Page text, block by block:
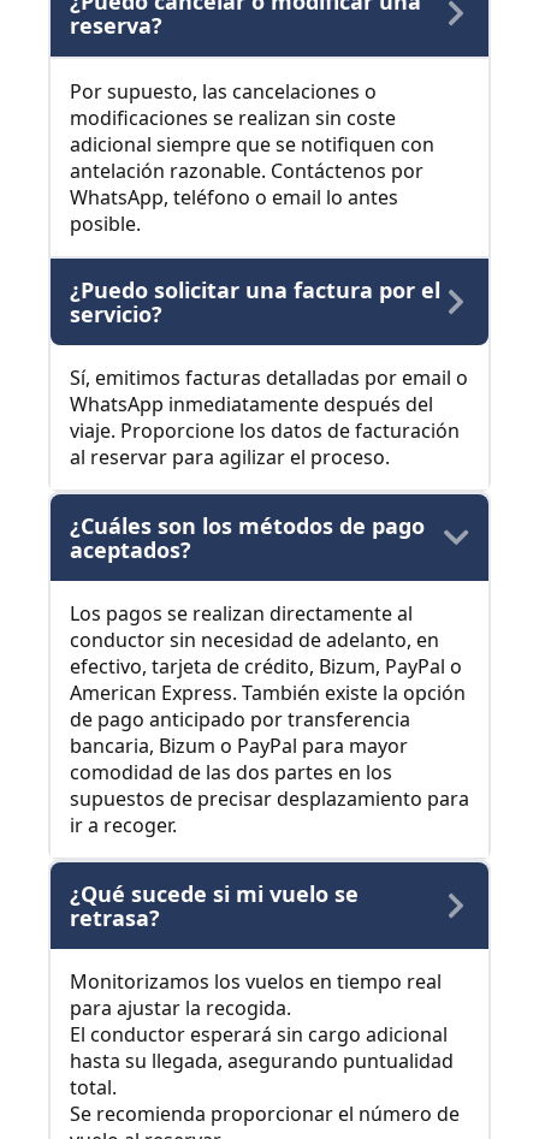
reserva?
Por supuesto, las cancelaciones o
modificaciones se realizan sin coste
adicional siempre que se notifiquen con
antelación razonable. Contáctenos por
WhatsApp, teléfono o email lo antes
posible.
¿Puedo solicitar una factura por el
servicio?
Sí, emitimos facturas detalladas por email o
WhatsApp inmediatamente después del
viaje. Proporcione los datos de facturación
al reservar para agilizar el proceso.
¿Cuáles son los métodos de pago
aceptados?
Los pagos se realizan directamente al
conductor sin necesidad de adelanto, en
efectivo, tarjeta de crédito, Bizum, PayPal o
American Express. También existe la opción
de pago anticipado por transferencia
bancaria, Bizum o PayPal para mayor
comodidad de las dos partes en los
supuestos de precisar desplazamiento para
ir a recoger.
¿Qué sucede si mi vuelo se
retrasa?
Monitorizamos los vuelos en tiempo real
para ajustar la recogida.
El conductor esperará sin cargo adicional
hasta su llegada, asegurando puntualidad
total.
Se recomienda proporcionar el número de